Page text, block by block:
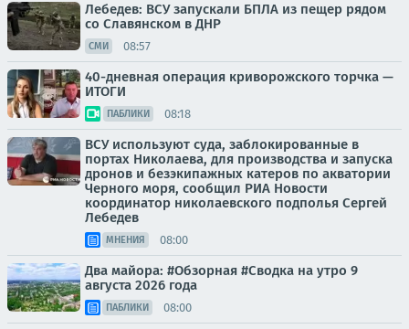
Лебедев: ВСУ запускали БПЛА из пещер рядом
со Славянском в ДНР
СМИ 08:57
40-дневная операция криворожского торчка —
ИТОГИ
ПАБЛИКИ 08:18
ВСУ используют суда, заблокированные в
портах Николаева, для производства и запуска
дронов и безэкипажных катеров по акватории
Черного моря, сообщил РИА Новости
координатор николаевского подполья Сергей
Лебедев
МНЕНИЯ 08:00
Два майора: #Обзорная #Сводка на утро 9
августа 2026 года
ПАБЛИКИ 08:00